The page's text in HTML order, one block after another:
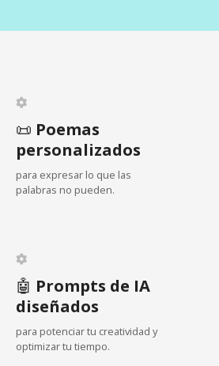
i
n
d
e
e
t
r
a
d
📜 Poemas
personalizados
para expresar lo que las
palabras no pueden.
🤖 Prompts de IA
diseñados
para potenciar tu creatividad y
optimizar tu tiempo.